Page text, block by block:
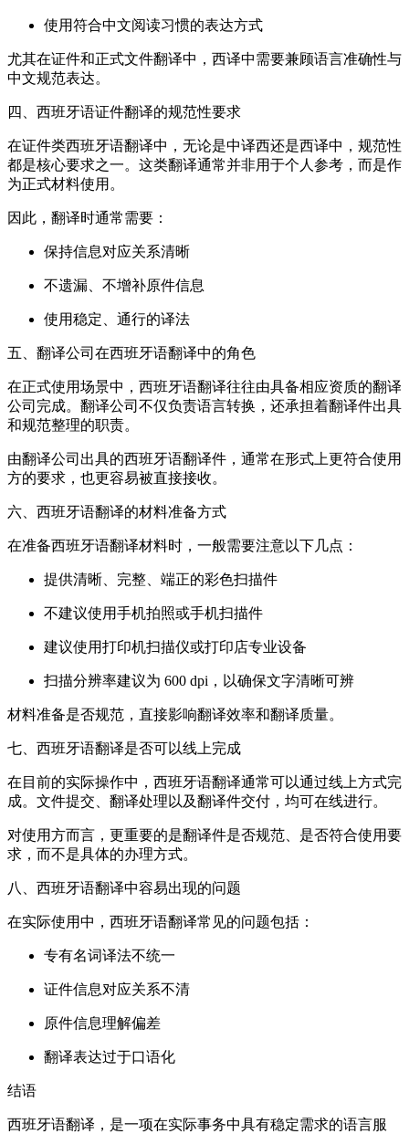
使用符合中文阅读习惯的表达方式
尤其在证件和正式文件翻译中，西译中需要兼顾语言准确性与
中文规范表达。
四、西班牙语证件翻译的规范性要求
在证件类西班牙语翻译中，无论是中译西还是西译中，规范性
都是核心要求之一。这类翻译通常并非用于个人参考，而是作
为正式材料使用。
因此，翻译时通常需要：
保持信息对应关系清晰
不遗漏、不增补原件信息
使用稳定、通行的译法
五、翻译公司在西班牙语翻译中的角色
在正式使用场景中，西班牙语翻译往往由具备相应资质的翻译
公司完成。翻译公司不仅负责语言转换，还承担着翻译件出具
和规范整理的职责。
由翻译公司出具的西班牙语翻译件，通常在形式上更符合使用
方的要求，也更容易被直接接收。
六、西班牙语翻译的材料准备方式
在准备西班牙语翻译材料时，一般需要注意以下几点：
提供清晰、完整、端正的彩色扫描件
不建议使用手机拍照或手机扫描件
建议使用打印机扫描仪或打印店专业设备
扫描分辨率建议为 600 dpi，以确保文字清晰可辨
材料准备是否规范，直接影响翻译效率和翻译质量。
七、西班牙语翻译是否可以线上完成
在目前的实际操作中，西班牙语翻译通常可以通过线上方式完
成。文件提交、翻译处理以及翻译件交付，均可在线进行。
对使用方而言，更重要的是翻译件是否规范、是否符合使用要
求，而不是具体的办理方式。
八、西班牙语翻译中容易出现的问题
在实际使用中，西班牙语翻译常见的问题包括：
专有名词译法不统一
证件信息对应关系不清
原件信息理解偏差
翻译表达过于口语化
结语
西班牙语翻译，是一项在实际事务中具有稳定需求的语言服